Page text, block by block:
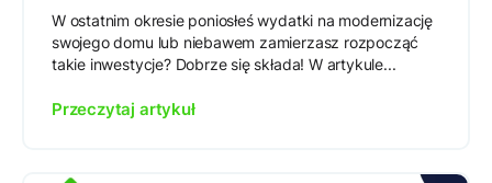
W ostatnim okresie poniosłeś wydatki na modernizację
swojego domu lub niebawem zamierzasz rozpocząć
takie inwestycje? Dobrze się składa! W artykule...
Przeczytaj artykuł